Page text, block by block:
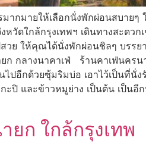
ากมายให้เลือกนั่งพักผ่อนสบายๆ
หวัดใกล้กรุงเทพฯ เดินทางสะด
สวย ให้คุณได้นั่งพักผ่อนชิลๆ บร
กลางนาคาเฟ่ ร้านคาเฟ่นครน
ปอีกด้วยซุ้มริมบ่อ เอาไว้เป็นที่นั่
ะปิ และข้าวหมูย่าง เป็นต้น เป็
ก ใกล้กรุงเทพ